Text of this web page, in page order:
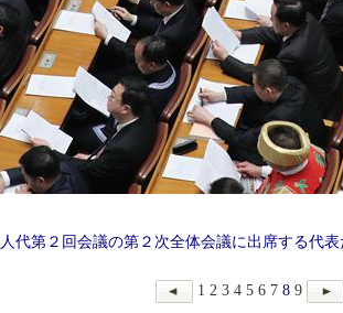
代第２回会議の第２次全体会議に出席する代表
1 2 3 4 5 6 7 8 9